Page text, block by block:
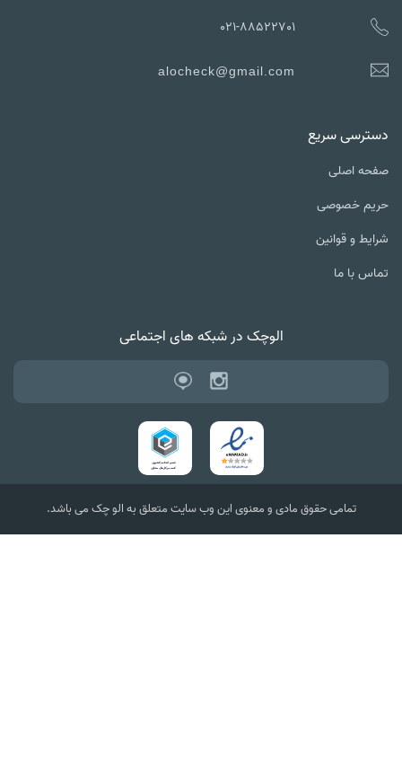
021-88522701
alocheck@gmail.com
سریع
اصلی
خصوصی
و قوانین
با ما
الوچک در شبکه های اجتماعی
تمامی حقوق مادی و معنوی این وب سایت متعلق به الو چک می باشد.